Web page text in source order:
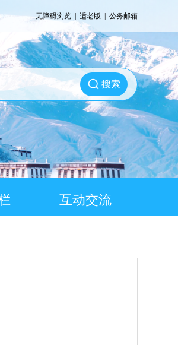
无障碍浏览 适老版 公务邮箱
搜索
互动交流